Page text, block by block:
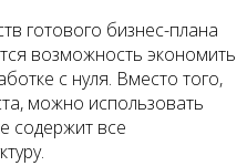
готового бизнес-плана
возможность экономить
с нуля. Вместо того,
можно использовать
содержит все